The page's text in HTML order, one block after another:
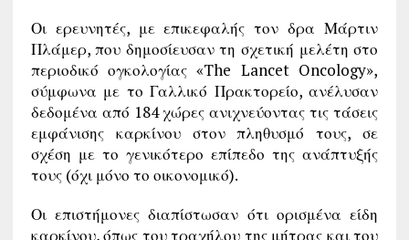
Οι ερευνητές, με επικεφαλής τον δρα Μάρτιν
Πλάμερ, που δημοσίευσαν τη σχετική μελέτη στο
περιοδικό ογκολογίας «The Lancet Oncology»,
σύμφωνα με το Γαλλικό Πρακτορείο, ανέλυσαν
δεδομένα από 184 χώρες ανιχνεύοντας τις τάσεις
εμφάνισης καρκίνου στον πληθυσμό τους, σε
σχέση με το γενικότερο επίπεδο της ανάπτυξής
τους (όχι μόνο το οικονομικό).
Οι επιστήμονες διαπίστωσαν ότι ορισμένα είδη
καρκίνου, όπως του τραχήλου της μήτρας και του